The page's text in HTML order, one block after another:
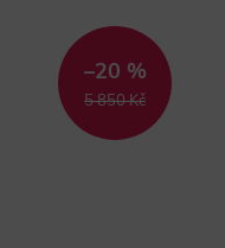
5 850 Kč
–20 %